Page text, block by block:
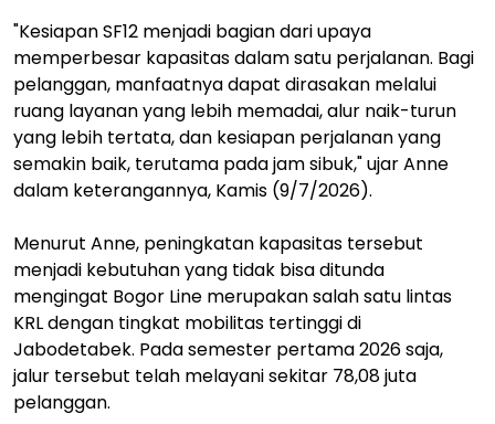
"Kesiapan SF12 menjadi bagian dari upaya
memperbesar kapasitas dalam satu perjalanan. Bagi
pelanggan, manfaatnya dapat dirasakan melalui
ruang layanan yang lebih memadai, alur naik-turun
yang lebih tertata, dan kesiapan perjalanan yang
semakin baik, terutama pada jam sibuk," ujar Anne
dalam keterangannya, Kamis (9/7/2026).
Menurut Anne, peningkatan kapasitas tersebut
menjadi kebutuhan yang tidak bisa ditunda
mengingat Bogor Line merupakan salah satu lintas
KRL dengan tingkat mobilitas tertinggi di
Jabodetabek. Pada semester pertama 2026 saja,
jalur tersebut telah melayani sekitar 78,08 juta
pelanggan.